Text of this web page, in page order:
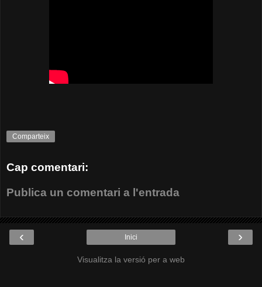
Comparteix
Cap comentari:
Publica un comentari a l'entrada
‹ ›
Inici
Visualitza la versió per a web